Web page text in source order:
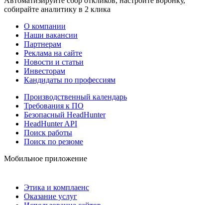
собирайте аналитику в 2 клика
О компании
Наши вакансии
Партнерам
Реклама на сайте
Новости и статьи
Инвесторам
Кандидаты по профессиям
Производственный календарь
Требования к ПО
Безопасный HeadHunter
HeadHunter API
Поиск работы
Поиск по резюме
Мобильное приложение
Этика и комплаенс
Оказание услуг